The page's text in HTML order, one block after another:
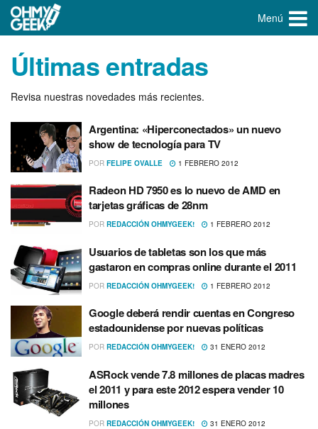
Menú
Últimas entradas
Revisa nuestras novedades más recientes.
Argentina: «Hiperconectados» un nuevo
show de tecnologí­a para TV
POR FELIPE OVALLE 1 FEBRERO 2012
Radeon HD 7950 es lo nuevo de AMD en
tarjetas gráficas de 28nm
POR REDACCIÓN OHMYGEEK! 1 FEBRERO 2012
Usuarios de tabletas son los que más
gastaron en compras online durante el 2011
POR REDACCIÓN OHMYGEEK! 1 FEBRERO 2012
Google deberá rendir cuentas en Congreso
estadounidense por nuevas polí­ticas
POR REDACCIÓN OHMYGEEK! 31 ENERO 2012
ASRock vende 7.8 millones de placas madres
el 2011 y para este 2012 espera vender 10
millones
POR REDACCIÓN OHMYGEEK! 31 ENERO 2012